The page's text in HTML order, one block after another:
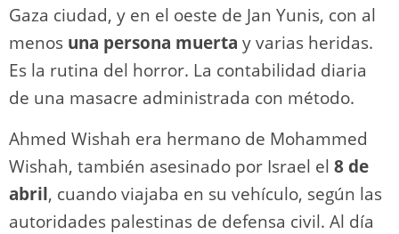
Gaza ciudad, y en el oeste de Jan Yunis, con al
menos una persona muerta y varias heridas.
Es la rutina del horror. La contabilidad diaria
de una masacre administrada con método.
Ahmed Wishah era hermano de Mohammed
Wishah, también asesinado por Israel el 8 de
abril, cuando viajaba en su vehículo, según las
autoridades palestinas de defensa civil. Al día